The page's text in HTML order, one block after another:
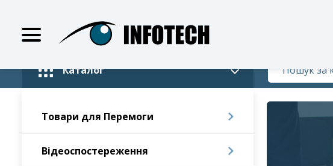
Каталог
Товари для Перемоги
Відеоспостереження